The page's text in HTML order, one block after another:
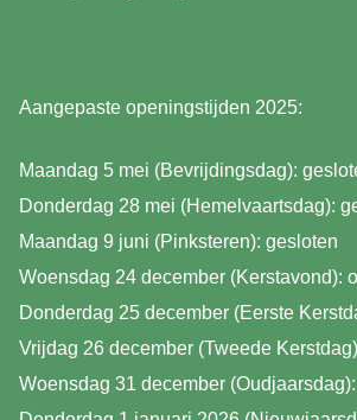
Aangepaste openingstijden 2025:
Maandag 5 mei (Bevrijdingsdag):
Donderdag 28 mei (Hemelvaartsdag):
Maandag 9 juni (Pinksteren): gesloten
Woensdag 24 december (Kerstavond):
Donderdag 25 december (Eerste
Vrijdag 26 december (Tweede
Woensdag 31 december